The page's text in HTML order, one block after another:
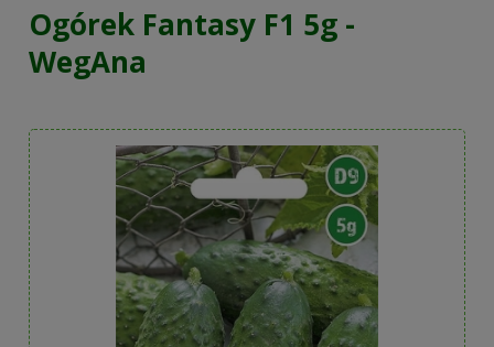
Ogórek Fantasy F1 5g -
WegAna